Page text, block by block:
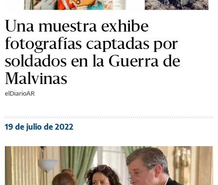
Una muestra exhibe
fotografías captadas por
soldados en la Guerra de
Malvinas
elDiarioAR
19 de julio de 2022